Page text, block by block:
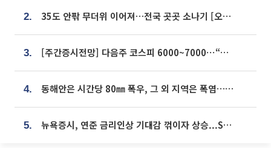
2. 35도 안팎 무더위 이어져…전국 곳곳 소나기 [오늘 날씨]
3. [주간증시전망] 다음주 코스피 6000~7000⋯“外人 수급은 정책이 변수”
4. 동해안은 시간당 80㎜ 폭우, 그 외 지역은 폭염…‘극과 극 날씨’
5. 뉴욕증시, 연준 금리인상 기대감 꺾이자 상승...S&P500 사상 최고치 [종합]